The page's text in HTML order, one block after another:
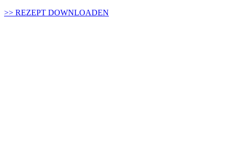
>> REZEPT DOWNLOADEN